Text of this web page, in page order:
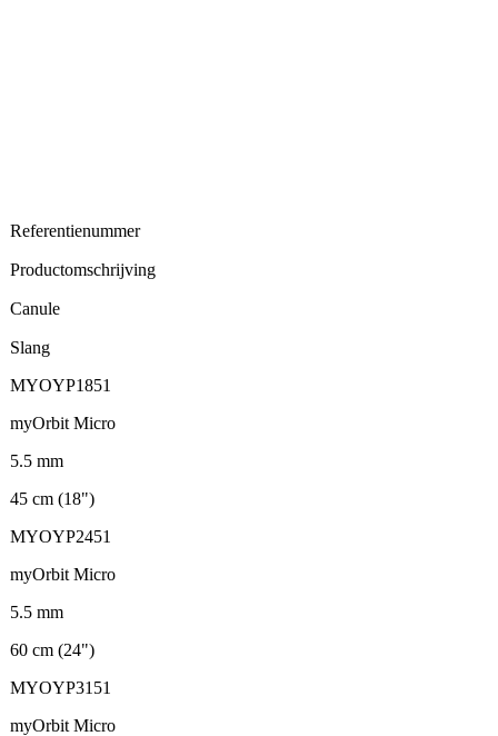
Referentienummer
Productomschrijving
Canule
Slang
MYOYP1851
myOrbit Micro
5.5 mm
45 cm (18")
MYOYP2451
myOrbit Micro
5.5 mm
60 cm (24")
MYOYP3151
myOrbit Micro